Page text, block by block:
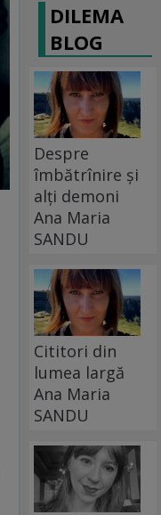
DILEMA
BLOG
Despre
îmbătrînire și
alți demoni
Ana Maria
SANDU
Cititori din
lumea largă
Ana Maria
SANDU